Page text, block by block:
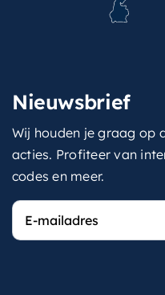
Nieuwsbrief
Wij houden je graag op
acties. Profiteer van
codes en meer.
E-
mailadres